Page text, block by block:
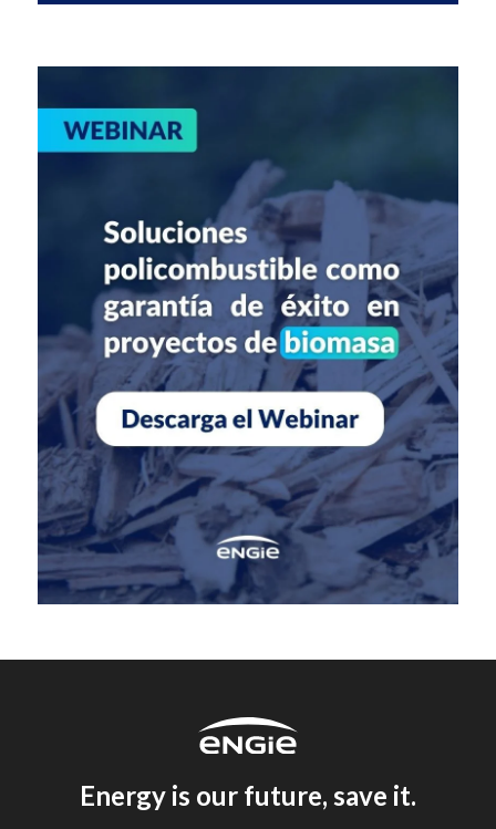
Energy is our future, save it.